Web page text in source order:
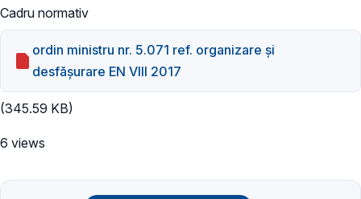
Cadru normativ
ordin ministru nr. 5.071 ref. organizare şi
desfăşurare EN VIII 2017
(345.59 KB)
6 views